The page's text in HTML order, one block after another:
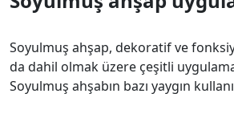
Soyulmuş ahşap, dekoratif ve
da dahil olmak üzere çeşitli
Soyulmuş ahşabın bazı yaygın